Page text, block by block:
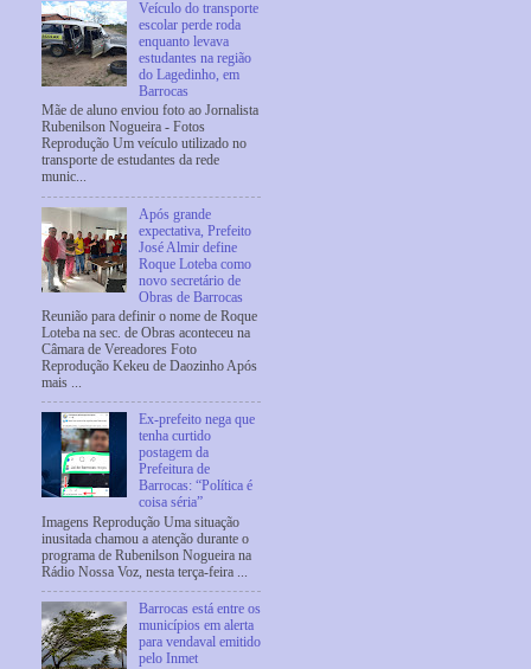
Veículo do transporte
escolar perde roda
enquanto levava
estudantes na região
do Lagedinho, em
Barrocas
Mãe de aluno enviou foto ao Jornalista
Rubenilson Nogueira - Fotos
Reprodução Um veículo utilizado no
transporte de estudantes da rede
munic...
Após grande
expectativa, Prefeito
José Almir define
Roque Loteba como
novo secretário de
Obras de Barrocas
Reunião para definir o nome de Roque
Loteba na sec. de Obras aconteceu na
Câmara de Vereadores Foto
Reprodução Kekeu de Daozinho Após
mais ...
Ex-prefeito nega que
tenha curtido
postagem da
Prefeitura de
Barrocas: “Política é
coisa séria”
Imagens Reprodução Uma situação
inusitada chamou a atenção durante o
programa de Rubenilson Nogueira na
Rádio Nossa Voz, nesta terça-feira ...
Barrocas está entre os
municípios em alerta
para vendaval emitido
pelo Inmet